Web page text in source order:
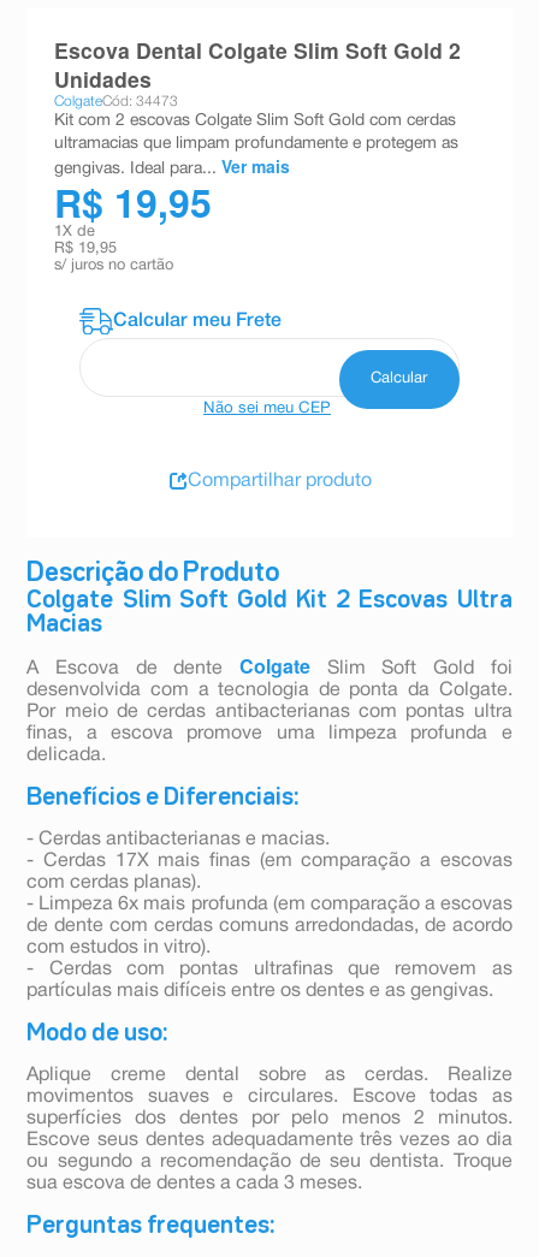
Descrição do Produto
Colgate Slim Soft Gold Kit 2 Escovas Ultra
Macias
A Escova de dente Colgate
Slim Soft Gold foi
desenvolvida com a tecnologia de ponta da Colgate.
Por meio de cerdas antibacterianas com pontas ultra
finas, a escova promove uma limpeza profunda e
delicada.
Benefícios e Diferenciais:
- Cerdas antibacterianas e macias.
- Cerdas 17X mais finas (em comparação a escovas
com cerdas planas).
- Limpeza 6x mais profunda (em comparação a escovas
de dente com cerdas comuns arredondadas, de acordo
com estudos in vitro).
- Cerdas com pontas ultrafinas que removem as
partículas mais difíceis entre os dentes e as gengivas.
Modo de uso:
Aplique creme dental sobre as cerdas. Realize
movimentos suaves e circulares. Escove todas as
superfícies dos dentes por pelo menos 2 minutos.
Escove seus dentes adequadamente três vezes ao dia
ou segundo a recomendação de seu dentista. Troque
sua escova de dentes a cada 3 meses.
Perguntas frequentes:
Escova Dental Colgate Slim Soft Gold 2
Unidades
ColgateCód: 34473
Kit com 2 escovas Colgate Slim Soft Gold com cerdas
ultramacias que limpam profundamente e protegem as
gengivas. Ideal para... Ver mais
R$ 19,95
1 X de
R$ 19,95
s/ juros no cartão
Não sei meu CEP
Compartilhar produto
teste gravidez
10ºesmalte